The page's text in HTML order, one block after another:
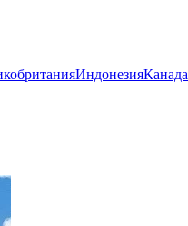
ИндонезияКанада